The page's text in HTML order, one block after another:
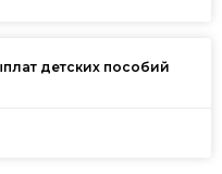
детских пособий